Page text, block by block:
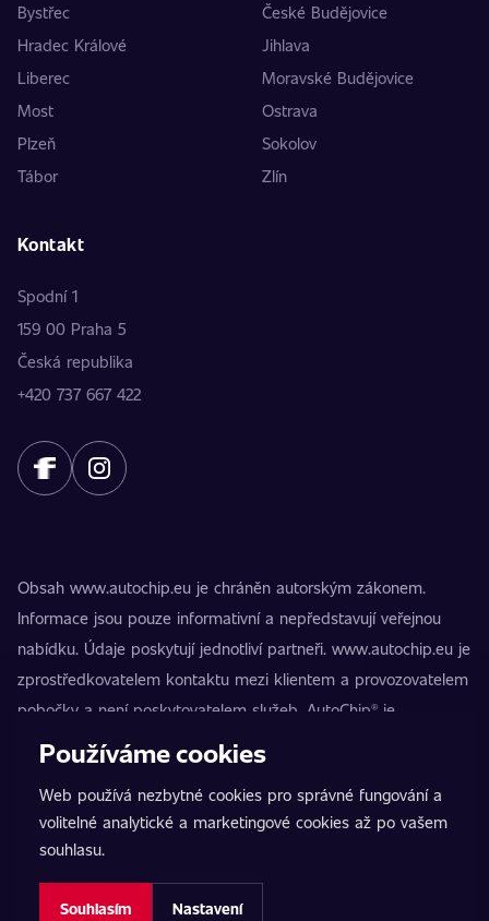
Bystřec
České Budějovice
Hradec Králové
Jihlava
Liberec
Moravské Budějovice
Most
Ostrava
Plzeň
Sokolov
Tábor
Zlín
Kontakt
Spodní 1
159 00 Praha 5
Česká republika
+420 737 667 422
Obsah www.autochip.eu je chráněn autorským zákonem.
Informace jsou pouze informativní a nepředstavují veřejnou
nabídku. Údaje poskytují jednotliví partneři. www.autochip.eu je
zprostředkovatelem kontaktu mezi klientem a provozovatelem
pobočky a není poskytovatelem služeb. AutoChip® je
registrovaná ochranná známka Petra Kučery. Úpravy, které
nezpůsobilosti vozidla k provozu na pozemních komunikacích.
Přesné informace poskytuje vždy konkrétní provozovatel
pobočky.
Nastavení cookies
Používáme cookies
Web používá nezbytné cookies pro správné fungování a
volitelné analytické a marketingové cookies až po vašem
souhlasu.
Souhlasím Nastavení